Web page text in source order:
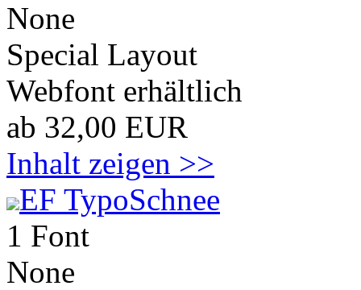
None
Special Layout
Webfont erhältlich
ab 32,00 EUR
Inhalt zeigen >>
EF TypoSchnee
1 Font
None